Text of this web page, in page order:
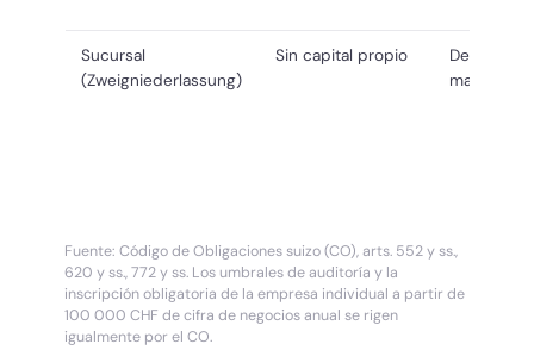
Sucursal
(Zweigniederlassung)
Sin capital propio
De la
matriz
Fuente: Código de Obligaciones suizo (CO), arts. 552 y ss.,
620 y ss., 772 y ss. Los umbrales de auditoría y la
inscripción obligatoria de la empresa individual a partir de
100 000 CHF de cifra de negocios anual se rigen
igualmente por el CO.